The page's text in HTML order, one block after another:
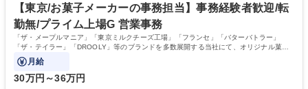
ます。 学歴・資格 学歴：大学院 大学 高専 短大 専修学校 高校 語学力：
資格：
【東京/お菓子メーカーの事務担当】事務経験者歓迎/転
勤無/プライム上場G 営業事務
「ザ・メープルマニア」「東京ミルクチーズ工場」「フランセ」「バターバトラー」
「ザ・テイラー」「DROOLY」等のブランドを多数展開する当社にて、オリジナル菓子
ブランド商品の事務業務をお任せいたします。
月給
30万円～36万円